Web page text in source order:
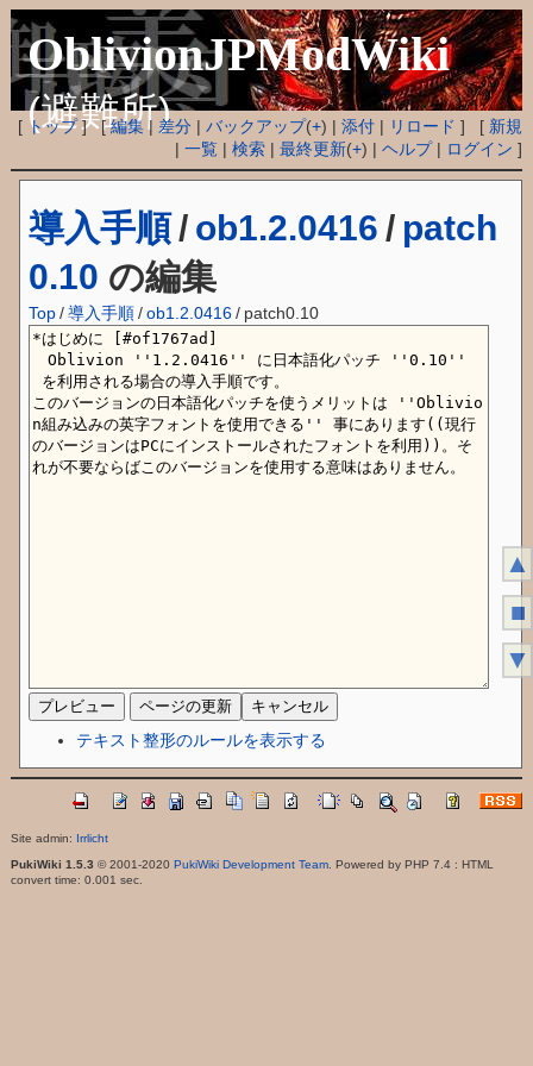
OblivionJPModWiki
(避難所)
[ トップ] [編集| 差分 |バックアップ(+) |添付 | リロード ] [ 新規
|一覧 |検索 |最終更新(+) |ヘルプ| ログイン ]
導入手順 / ob1.2.0416 / patch
0.10 の編集
Top /導入手順/ob1.2.0416/ patch0.10
テキスト整形のルールを表示する
Site admin: Irrlicht
PukiWiki 1.5.3 © 2001-2020 PukiWiki Development Team. Powered by PHP 7.4 : HTML
convert time: 0.001 sec.
▲
■
▼